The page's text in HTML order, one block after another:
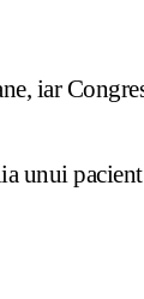
iar
unui pacient